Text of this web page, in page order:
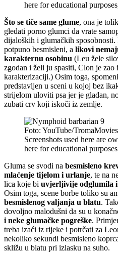
here for educational
Što se tiče same glume, ona je
gledati porno glumci da vrate
dijaloških i glumačkih
potpuno besmisleni, a likovi
karakternu osobinu (Leu žele
zgodan i želi ju spasiti, Clon je
karakterizaciji.) Osim toga,
predstavljen u sceni u kojoj bez
strijelom uloviti psa jer je gladan,
zubati crv koji iskoči iz zemlje.
Foto: YouTube/
Screenshots used here are
here for educational
Gluma se svodi na besmisleno
mlaćenje tijelom i urlanje, te na
lica koje bi uvjerljivije odglumila
Osim toga, scene borbe toliko su
besmislenog valjanja u blatu.
dovoljno malodušni da su u
i neke glumačke pogreške.
treba izaći iz rijeke i potrčati za
nekoliko sekundi besmisleno
skližu u blatu pri izlasku na suho.